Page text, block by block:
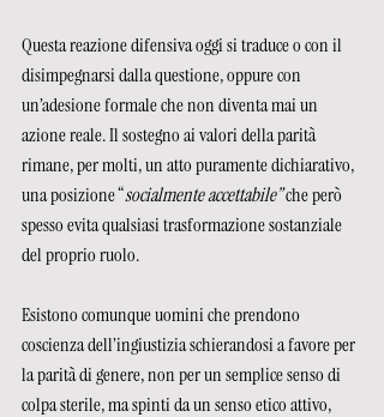
Questa reazione difensiva oggi si traduce o con il
disimpegnarsi dalla questione, oppure con
un’adesione formale che non diventa mai un
azione reale. Il sostegno ai valori della parità
rimane, per molti, un atto puramente dichiarativo,
una posizione “socialmente accettabile” che però
spesso evita qualsiasi trasformazione sostanziale
del proprio ruolo.
Esistono comunque uomini che prendono
coscienza dell’ingiustizia schierandosi a favore per
la parità di genere, non per un semplice senso di
colpa sterile, ma spinti da un senso etico attivo,